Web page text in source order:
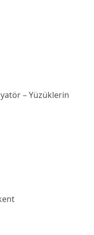
– Yüzüklerin